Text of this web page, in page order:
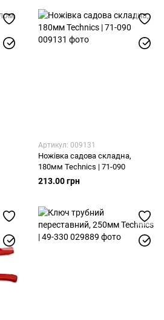
Артикул: 009131
Ножівка садова складна,
180мм Technics | 71-090
213.00 грн